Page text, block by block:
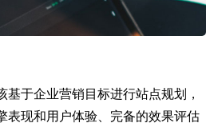
于企业营销目标进行站点规划，
表现和用户体验、完备的效果评估